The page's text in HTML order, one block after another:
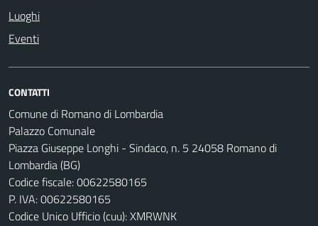
Luoghi
Eventi
CONTATTI
Comune di Romano di Lombardia
Palazzo Comunale
Piazza Giuseppe Longhi - Sindaco, n. 5 24058 Romano di
Lombardia (BG)
Codice fiscale: 00622580165
P. IVA: 00622580165
Codice Unico Ufficio (cuu): XMRWNK